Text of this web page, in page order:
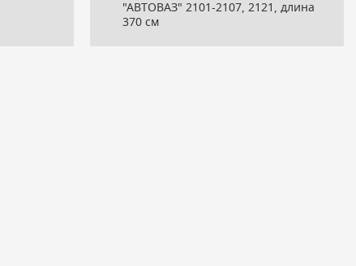
"АВТОВАЗ" 2101-2107, 2121, длина
370 см